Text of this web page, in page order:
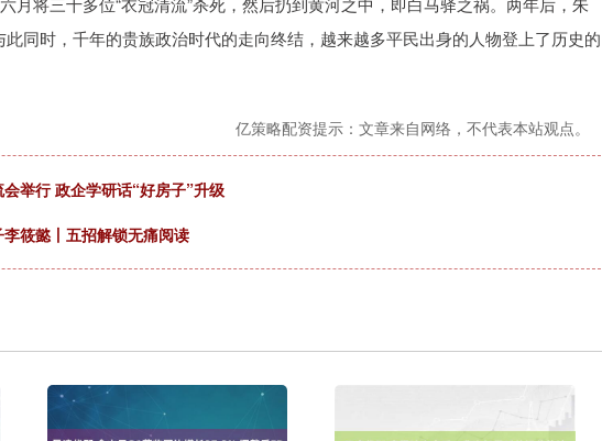
同时，千年的贵族政治时代的走向终结，越来越多平民出身的人物登上了历史的
亿策略配资提示：文章来自网络，不代表本站观点。
举行 政企学研话“好房子”升级
筱懿丨五招解锁无痛阅读